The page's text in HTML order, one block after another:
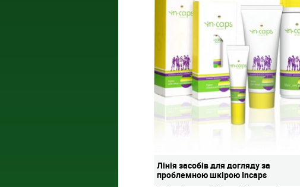
Лінія засобів для догляду за
проблемною шкірою Incaps